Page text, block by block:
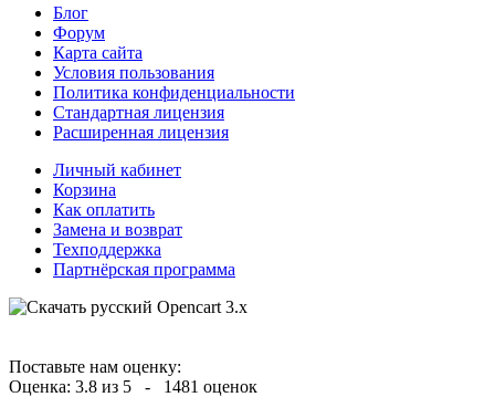
Блог
Форум
Карта сайта
Условия пользования
Политика конфиденциальности
Стандартная лицензия
Расширенная лицензия
Личный кабинет
Корзина
Как оплатить
Замена и возврат
Техподдержка
Партнёрская программа
Поставьте нам оценку:
Оценка: 3.8 из 5 - 1481 оценок